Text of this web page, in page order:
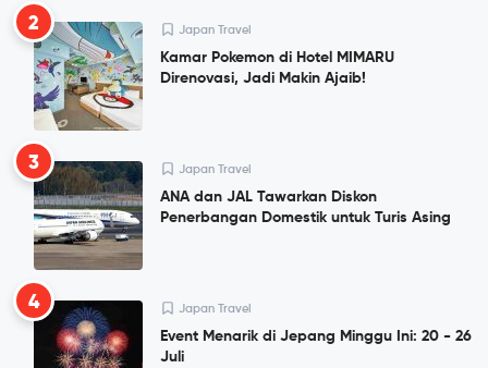
2 Japan Travel
Kamar Pokemon di Hotel MIMARU
Direnovasi, Jadi Makin Ajaib!
3 Japan Travel
ANA dan JAL Tawarkan Diskon
Penerbangan Domestik untuk Turis Asing
4 Japan Travel
Event Menarik di Jepang Minggu Ini: 20 - 26
Juli